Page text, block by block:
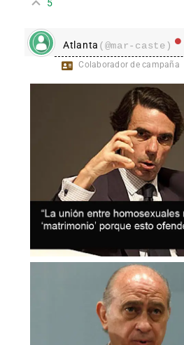
5
Atlanta (@mar-caste)
Colaborador de campaña